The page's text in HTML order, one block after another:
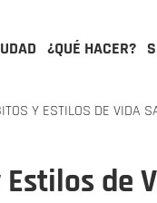
¿QUÉ HACER?
Y ESTILOS DE VIDA
de